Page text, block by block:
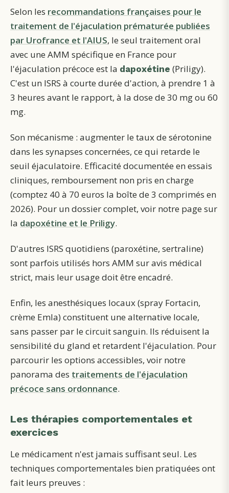
Selon les recommandations françaises pour le
traitement de l'éjaculation prématurée publiées
par Urofrance et l'AIUS, le seul traitement oral
avec une AMM spécifique en France pour
l'éjaculation précoce est la dapoxétine (Priligy).
C'est un ISRS à courte durée d'action, à prendre 1 à
3 heures avant le rapport, à la dose de 30 mg ou 60
mg.
Son mécanisme : augmenter le taux de sérotonine
dans les synapses concernées, ce qui retarde le
seuil éjaculatoire. Efficacité documentée en essais
cliniques, remboursement non pris en charge
(comptez 40 à 70 euros la boîte de 3 comprimés en
2026). Pour un dossier complet, voir notre page sur
la dapoxétine et le Priligy.
D'autres ISRS quotidiens (paroxétine, sertraline)
sont parfois utilisés hors AMM sur avis médical
strict, mais leur usage doit être encadré.
Enfin, les anesthésiques locaux (spray Fortacin,
crème Emla) constituent une alternative locale,
sans passer par le circuit sanguin. Ils réduisent la
sensibilité du gland et retardent l'éjaculation. Pour
parcourir les options accessibles, voir notre
panorama des traitements de l'éjaculation
précoce sans ordonnance.
Les thérapies comportementales et
exercices
Le médicament n'est jamais suffisant seul. Les
techniques comportementales bien pratiquées ont
fait leurs preuves :